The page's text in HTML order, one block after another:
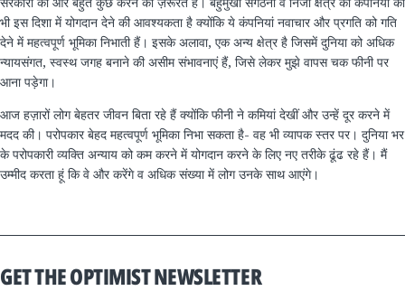
भी इस दिशा में योगदान देने की आवश्यकता है क्योंकि ये कंपनियां नवाचार और प्रगति को गति
देने में महत्वपूर्ण भूमिका निभाती हैं। इसके अलावा, एक अन्य क्षेत्र है जिसमें दुनिया को अधिक
न्यायसंगत, स्वस्थ जगह बनाने की असीम संभावनाएं हैं, जिसे लेकर मुझे वापस चक फीनी पर
आना पड़ेगा।
आज हज़ारों लोग बेहतर जीवन बिता रहे हैं क्योंकि फीनी ने कमियां देखीं और उन्हें दूर करने में
मदद की। परोपकार बेहद महत्वपूर्ण भूमिका निभा सकता है- वह भी व्यापक स्तर पर। दुनिया भर
के परोपकारी व्यक्ति अन्याय को कम करने में योगदान करने के लिए नए तरीके ढूंढ रहे हैं। मैं
उम्मीद करता हूं कि वे और करेंगे व अधिक संख्या में लोग उनके साथ आएंगे।
GET THE OPTIMIST NEWSLETTER